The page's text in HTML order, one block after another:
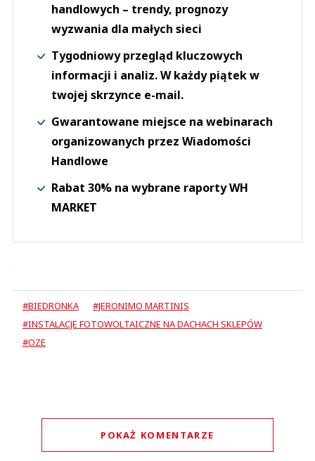
handlowych – trendy, prognozy
wyzwania dla małych sieci
Tygodniowy przegląd kluczowych
informacji i analiz. W każdy piątek w
twojej skrzynce e-mail.
Gwarantowane miejsce na webinarach
organizowanych przez Wiadomości
Handlowe
Rabat 30% na wybrane raporty WH
MARKET
#BIEDRONKA
#JERONIMO MARTINIS
#INSTALACJE FOTOWOLTAICZNE NA DACHACH SKLEPÓW
#OZE
POKAŻ KOMENTARZE